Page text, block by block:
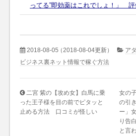
ってる”即効薬はこれでしょ！」 評
2018-08-05（2018-08-04更新）
ア
ビジネス裏ネット情報で稼ぐ方法
二宮 紫の【攻め女】白馬に乗
った王子様を目の前でピタッと
止める方法 口コミが怪しい
女の
の引
ー」
り告
と言